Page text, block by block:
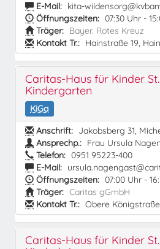
E-Mail: kita-
Öffnungszeiten: 07:30 Uhr -
Träger: Bayer. Rotes Kreuz
Kontakt Tr.: Hainstraße 19, Hain
Caritas-Haus für Kinder
Kindergarten
KiGa
Anschrift: Jakobsberg 31,
Ansprechp.: Frau Ursula
Telefon: 0951 95223-400
E-Mail:
Öffnungszeiten: 07:00 Uhr -
Träger: Caritas gGmbH
Kontakt Tr.: Obere
Caritas-Haus für Kinder